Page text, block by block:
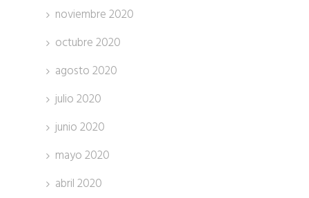
noviembre 2020
octubre 2020
agosto 2020
julio 2020
junio 2020
mayo 2020
abril 2020